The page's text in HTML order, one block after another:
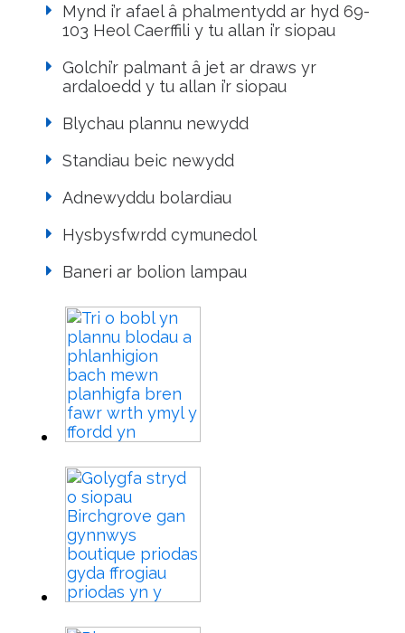
Mynd i’r afael â phalmentydd ar hyd 69-
103 Heol Caerffili y tu allan i’r siopau
Golchi’r palmant â jet ar draws yr
ardaloedd y tu allan i’r siopau
Blychau plannu newydd
Standiau beic newydd
Adnewyddu bolardiau
Hysbysfwrdd cymunedol
Baneri ar bolion lampau